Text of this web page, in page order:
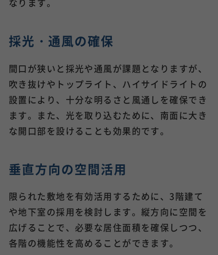
採光・通風の確保
間口が狭いと採光や通風が課題となりますが、
吹き抜けやトップライト、ハイサイドライトの
設置により、十分な明るさと風通しを確保でき
ます。また、光を取り込むために、南面に大き
な開口部を設けることも効果的です。
垂直方向の空間活用
限られた敷地を有効活用するために、3階建て
や地下室の採用を検討します。縦方向に空間を
広げることで、必要な居住面積を確保しつつ、
各階の機能性を高めることができます。